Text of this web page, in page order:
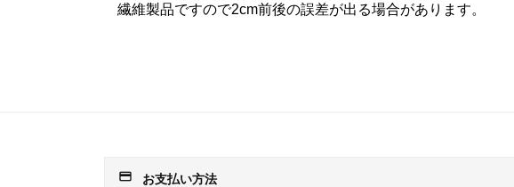
繊維製品ですので2cm前後の誤差が出る場合があります。
payment お支払い方法